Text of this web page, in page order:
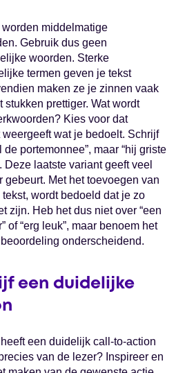
worden middelmatige
Gebruik dus geen
woorden. Sterke
termen geven je tekst
maken ze je zinnen vaak
stukken prettiger. Wat wordt
Kies voor dat
wat je bedoelt. Schrijf
portemonnee”, maar “hij griste
Deze laatste variant geeft veel
Met het toevoegen van
wordt bedoeld dat je zo
zijn. Heb het dus niet over “een
of “erg leuk”, maar benoem het
onderscheidend.
een duidelijke
een duidelijk call-to-action
van de lezer? Inspireer en